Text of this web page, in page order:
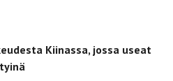
Kiinassa, jossa useat